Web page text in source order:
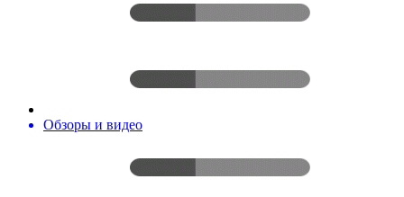
Обзоры и видео